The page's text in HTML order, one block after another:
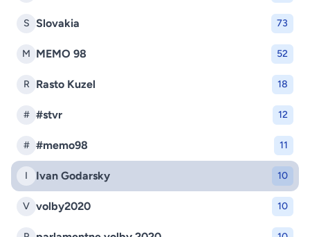
S Slovakia 73
M MEMO 98 52
R Rasto Kuzel 18
# #stvr 12
# #memo98 11
I Ivan Godarsky 10
V volby2020 10